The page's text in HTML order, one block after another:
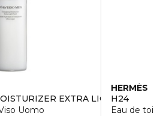
EXTRA LIGHT FLUID
Uomo
HERMÈS
H24
Eau de